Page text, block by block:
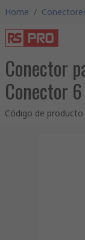
Home /
Conector
Conector
Código de producto